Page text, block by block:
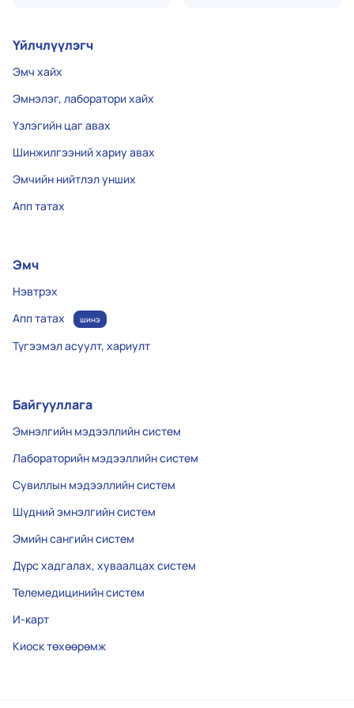
Үйлчлүүлэгч
Эмч хайх
Эмнэлэг, лаборатори хайх
Үзлэгийн цаг авах
Шинжилгээний хариу авах
Эмчийн нийтлэл унших
Апп татах
Эмч
Нэвтрэх
Апп татах
шинэ
Түгээмэл асуулт, хариулт
Байгууллага
Эмнэлгийн мэдээллийн систем
Лабораторийн мэдээллийн систем
Сувиллын мэдээллийн систем
Шүдний эмнэлгийн систем
Эмийн сангийн систем
Дүрс хадгалах, хуваалцах систем
Телемедицинийн систем
И-карт
Киоск төхөөрөмж